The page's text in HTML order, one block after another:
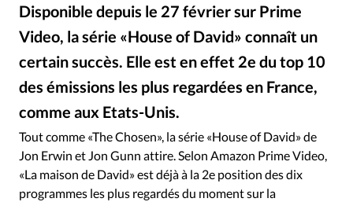
Toute l'actualité
Se connecter
Toute l'actualité Bible Culture
Eglises
Histoire Laicité
Liberté religieuse
Mission
Monde People Politique
Religions
Société
Disponible depuis le 27 février sur Prime
Video, la série «House of David» connaît un
certain succès. Elle est en effet 2e du top 10
des émissions les plus regardées en France,
comme aux Etats-Unis.
©Nikos Nikolopoulos / Amazon Content Services LLC
Tout comme «The Chosen», la série «House of David» de
Jon Erwin et Jon Gunn attire. Selon Amazon Prime Video,
«La maison de David» est déjà à la 2e position des dix
programmes les plus regardés du moment sur la